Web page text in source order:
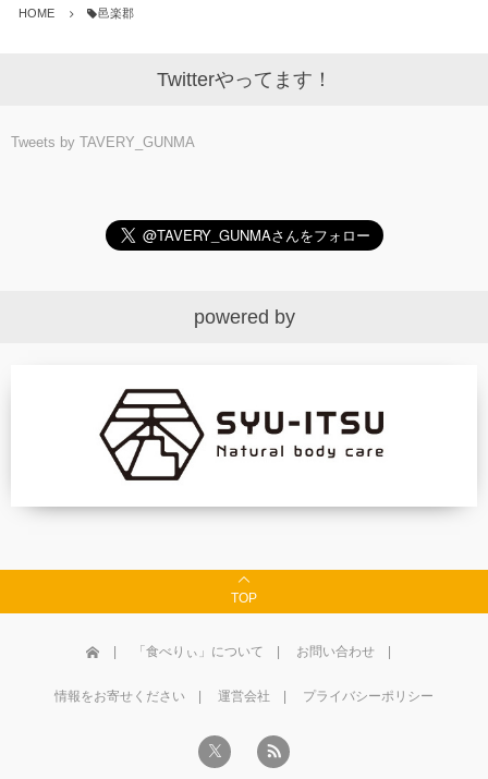
HOME 邑楽郡
Twitterやってます！
Tweets by TAVERY_GUNMA
powered by
TOP
「食べりぃ」について お問い合わせ
情報をお寄せください 運営会社 プライバシーポリシー